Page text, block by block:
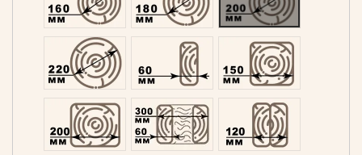
Оциліндрований 220Профільований 60 Профільований 150
Профільований 200Подвійний 300 Клеєний 120